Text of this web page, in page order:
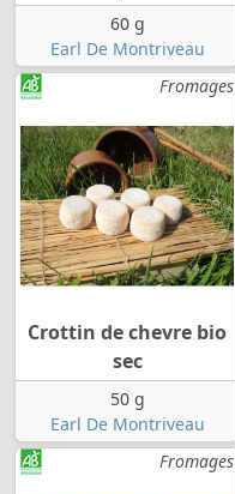
60 g
Earl De Montriveau
Fromages
Crottin de chevre bio
sec
50 g
Earl De Montriveau
Fromages